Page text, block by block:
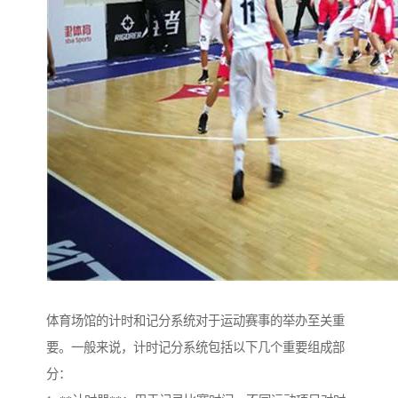
体育场馆的计时和记分系统对于运动赛事的举办至关重
要。一般来说，计时记分系统包括以下几个重要组成部
分：